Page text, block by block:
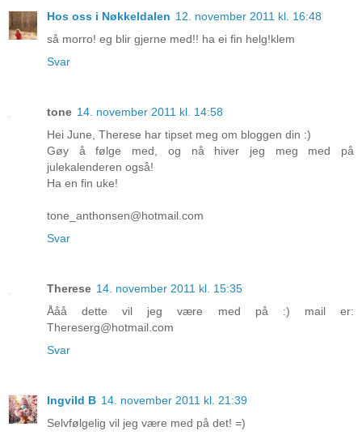
Hos oss i Nøkkeldalen 12. november 2011 kl. 16:48
så morro! eg blir gjerne med!! ha ei fin helg!klem
Svar
tone 14. november 2011 kl. 14:58
Hei June, Therese har tipset meg om bloggen din :)
Gøy å følge med, og nå hiver jeg meg med på
julekalenderen også!
Ha en fin uke!
tone_anthonsen@hotmail.com
Svar
Therese 14. november 2011 kl. 15:35
Ååå dette vil jeg være med på :) mail er:
Thereserg@hotmail.com
Svar
Ingvild B 14. november 2011 kl. 21:39
Selvfølgelig vil jeg være med på det! =)